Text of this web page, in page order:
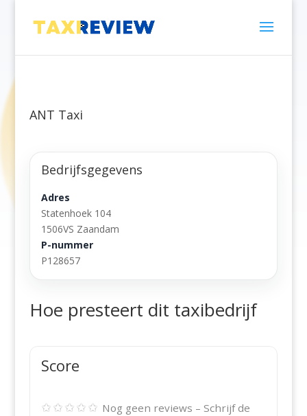
ANT Taxi
Bedrijfsgegevens
Adres
Statenhoek 104
1506VS Zaandam
P-nummer
P128657
Hoe presteert dit taxibedrijf
Score
✩✩✩✩✩ Nog geen reviews – Schrijf de